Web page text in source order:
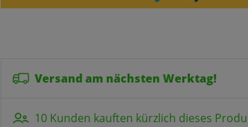
Versand am nächsten Werktag!
10 Kunden kauften kürzlich dieses